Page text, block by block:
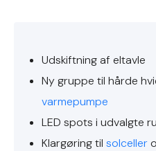
Udskiftning af eltavle
Ny gruppe til hårde
varmepumpe
LED spots i udvalgte
Klargøring til solceller